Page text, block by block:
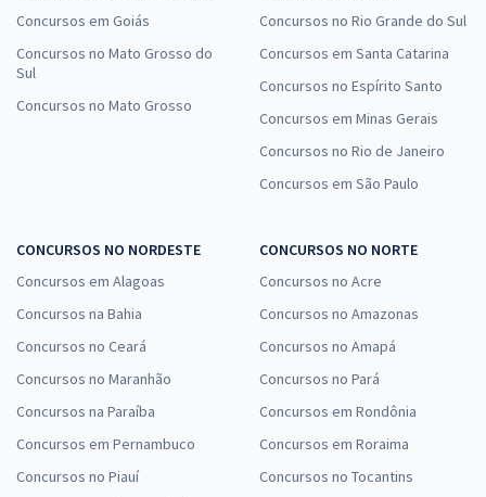
Concursos em Goiás
Concursos no Mato Grosso do
Sul
Concursos no Mato Grosso
Concursos no Rio Grande do Sul
Concursos em Santa Catarina
Concursos no Espírito Santo
Concursos em Minas Gerais
Concursos no Rio de Janeiro
Concursos em São Paulo
CONCURSOS NO NORDESTE
Concursos em Alagoas
Concursos na Bahia
Concursos no Ceará
Concursos no Maranhão
Concursos na Paraíba
Concursos em Pernambuco
Concursos no Piauí
CONCURSOS NO NORTE
Concursos no Acre
Concursos no Amazonas
Concursos no Amapá
Concursos no Pará
Concursos em Rondônia
Concursos em Roraima
Concursos no Tocantins